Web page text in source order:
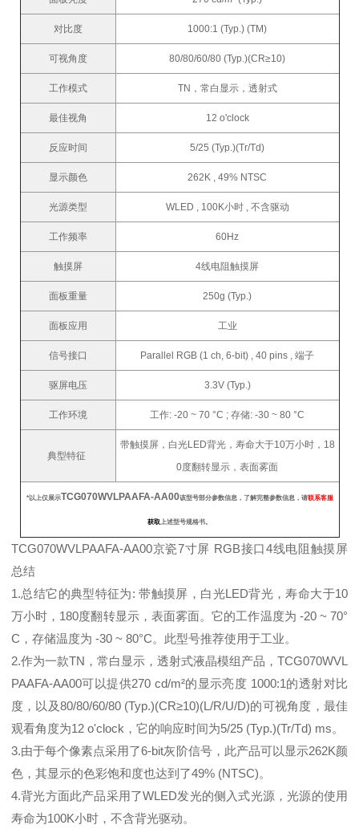
对比度 1000:1 (Typ.) (TM)
可视角度 80/80/60/80 (Typ.)(CR≥10)
工作模式 TN，常白显示，透射式
最佳视角 12 o'clock
反应时间 5/25 (Typ.)(Tr/Td)
显示颜色 262K , 49% NTSC
光源类型 WLED , 100K小时 , 不含驱动
工作频率 60Hz
触摸屏 4线电阻触摸屏
面板重量 250g (Typ.)
面板应用 工业
信号接口 Parallel RGB (1 ch, 6-bit) , 40 pins , 端子
驱屏电压 3.3V (Typ.)
工作环境 工作: -20 ~ 70 °C ; 存储: -30 ~ 80 °C
典型特征
带触摸屏，白光LED背光，寿命大于10万小时，18
0度翻转显示，表面雾面
*以上仅展示TCG070WVLPAAFA-AA00该型号部分参数信息，了解完整参数信息，请联系客服
获取上述型号规格书。
TCG070WVLPAAFA-AA00京瓷7寸屏 RGB接口4线电阻触摸屏
总结
1.总结它的典型特征为: 带触摸屏，白光LED背光，寿命大于10
万小时，180度翻转显示，表面雾面。它的工作温度为 -20 ~ 70°
C，存储温度为 -30 ~ 80°C。此型号推荐使用于工业。
2.作为一款TN，常白显示，透射式液晶模组产品，TCG070WVL
PAAFA-AA00可以提供270 cd/m²的显示亮度 1000:1的透射对比
度，以及80/80/60/80 (Typ.)(CR≥10)(L/R/U/D)的可视角度，最佳
观看角度为12 o'clock，它的响应时间为5/25 (Typ.)(Tr/Td) ms。
3.由于每个像素点采用了6-bit灰阶信号，此产品可以显示262K颜
色，其显示的色彩饱和度也达到了49% (NTSC)。
4.背光方面此产品采用了WLED发光的侧入式光源，光源的使用
寿命为100K小时，不含背光驱动。